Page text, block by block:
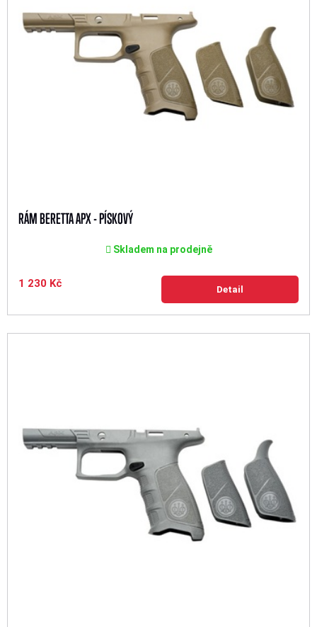
RÁM BERETTA APX - PÍSKOVÝ
Skladem na prodejně
1 230 Kč Detail